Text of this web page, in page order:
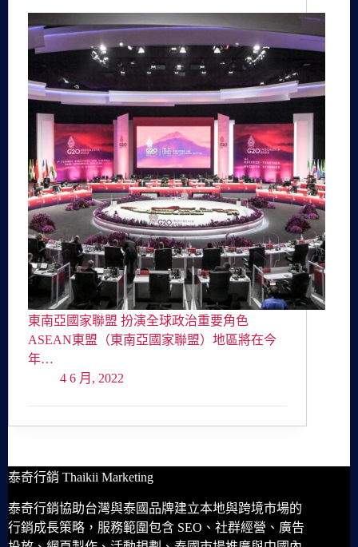
東南亞國家聯盟 扮演全球政治重要角色
ASEAN東盟（東南亞國家聯盟）地區將在今
年…
4 6 月, 2022
泰奇行銷 Thaikii Marketing
泰奇行銷協助台灣與泰國品牌建立本地與跨境市場的
行銷成長策略，服務範圍包含 SEO、社群經營、廣告